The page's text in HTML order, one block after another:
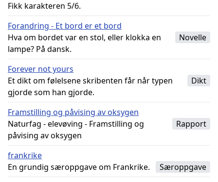
Fikk karakteren 5/6.
Forandring - Et bord er et bord
Novelle
Hva om bordet var en stol, eller klokka en
lampe? På dansk.
Forever not yours
Dikt
Et dikt om følelsene skribenten får når typen
gjorde som han gjorde.
Framstilling og påvising av oksygen
Rapport
Naturfag - elevøving - Framstilling og
påvising av oksygen
frankrike
Særoppgave
En grundig særoppgave om Frankrike.